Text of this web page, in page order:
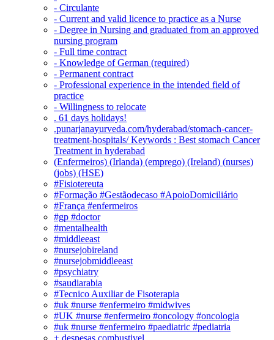
- Circulante
- Current and valid licence to practice as a Nurse
- Degree in Nursing and graduated from an approved
nursing program
- Full time contract
- Knowledge of German (required)
- Permanent contract
- Professional experience in the intended field of
practice
- Willingness to relocate
. 61 days holidays!
.punarjanayurveda.com/hyderabad/stomach-cancer-
treatment-hospitals/ Keywords : Best stomach Cancer
Treatment in hyderabad
(Enfermeiros) (Irlanda) (emprego) (Ireland) (nurses)
(jobs) (HSE)
#Fisiotereuta
#Formação #Gestãodecaso #ApoioDomiciliário
#França #enfermeiros
#gp #doctor
#mentalhealth
#middleeast
#nursejobireland
#nursejobmiddleeast
#psychiatry
#saudiarabia
#Tecnico Auxiliar de Fisoterapia
#uk #nurse #enfermeiro #midwives
#UK #nurse #enfermeiro #oncology #oncologia
#uk #nurse #enfermeiro #paediatric #pediatria
+ despesas combustivel